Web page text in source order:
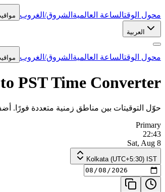
محول الوقتالساعة العالمية الشروق/الغروب
العربية
محول الوقتالساعة العالمية الشروق/الغروب
PST Time Converter
حوّل التوقيتات بين مناطق زمنية متعددة فورًا.
Primary
22:43
Sat, Aug 8
Kolkata (UTC+5:30) IST